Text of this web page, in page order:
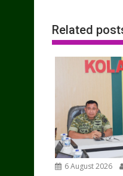
Related
6 August 2026